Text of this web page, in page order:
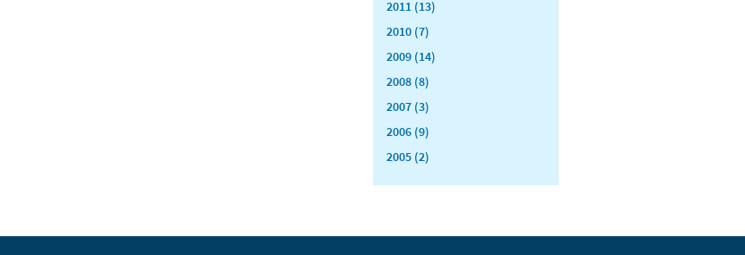
2011 (13)
2010 (7)
2009 (14)
2008 (8)
2007 (3)
2006 (9)
2005 (2)